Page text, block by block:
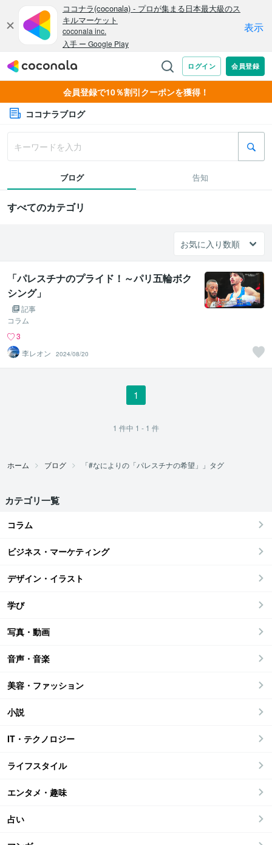
会員登録で10％割引クーポンを獲得！
ココナラブログ
ブログ 告知
すべてのカテゴリ
「パレスチナのプライド！～パリ五輪ボク
シング」
記事
コラム
3
李レオン
2024/08/20
1
1 件中 1 - 1 件
ホーム ブログ 「#なによりの「パレスチナの希望」」タグ
カテゴリ一覧
コラム
ビジネス・マーケティング
デザイン・イラスト
学び
写真・動画
音声・音楽
美容・ファッション
小説
IT・テクノロジー
ライフスタイル
エンタメ・趣味
占い